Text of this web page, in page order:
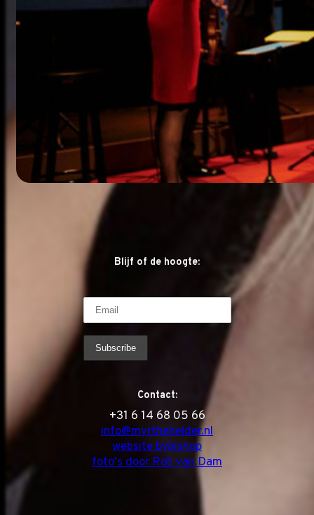
Blijf of de hoogte:
Contact:
‭+31 6 14 68 05 66
info@myrthehelder.nl
website bybishop
foto's door Rob van Dam